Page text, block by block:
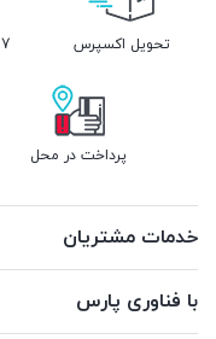
تحویل اکسپرس
پرداخت در محل
خدمات مشتریان
با فناوری پارس